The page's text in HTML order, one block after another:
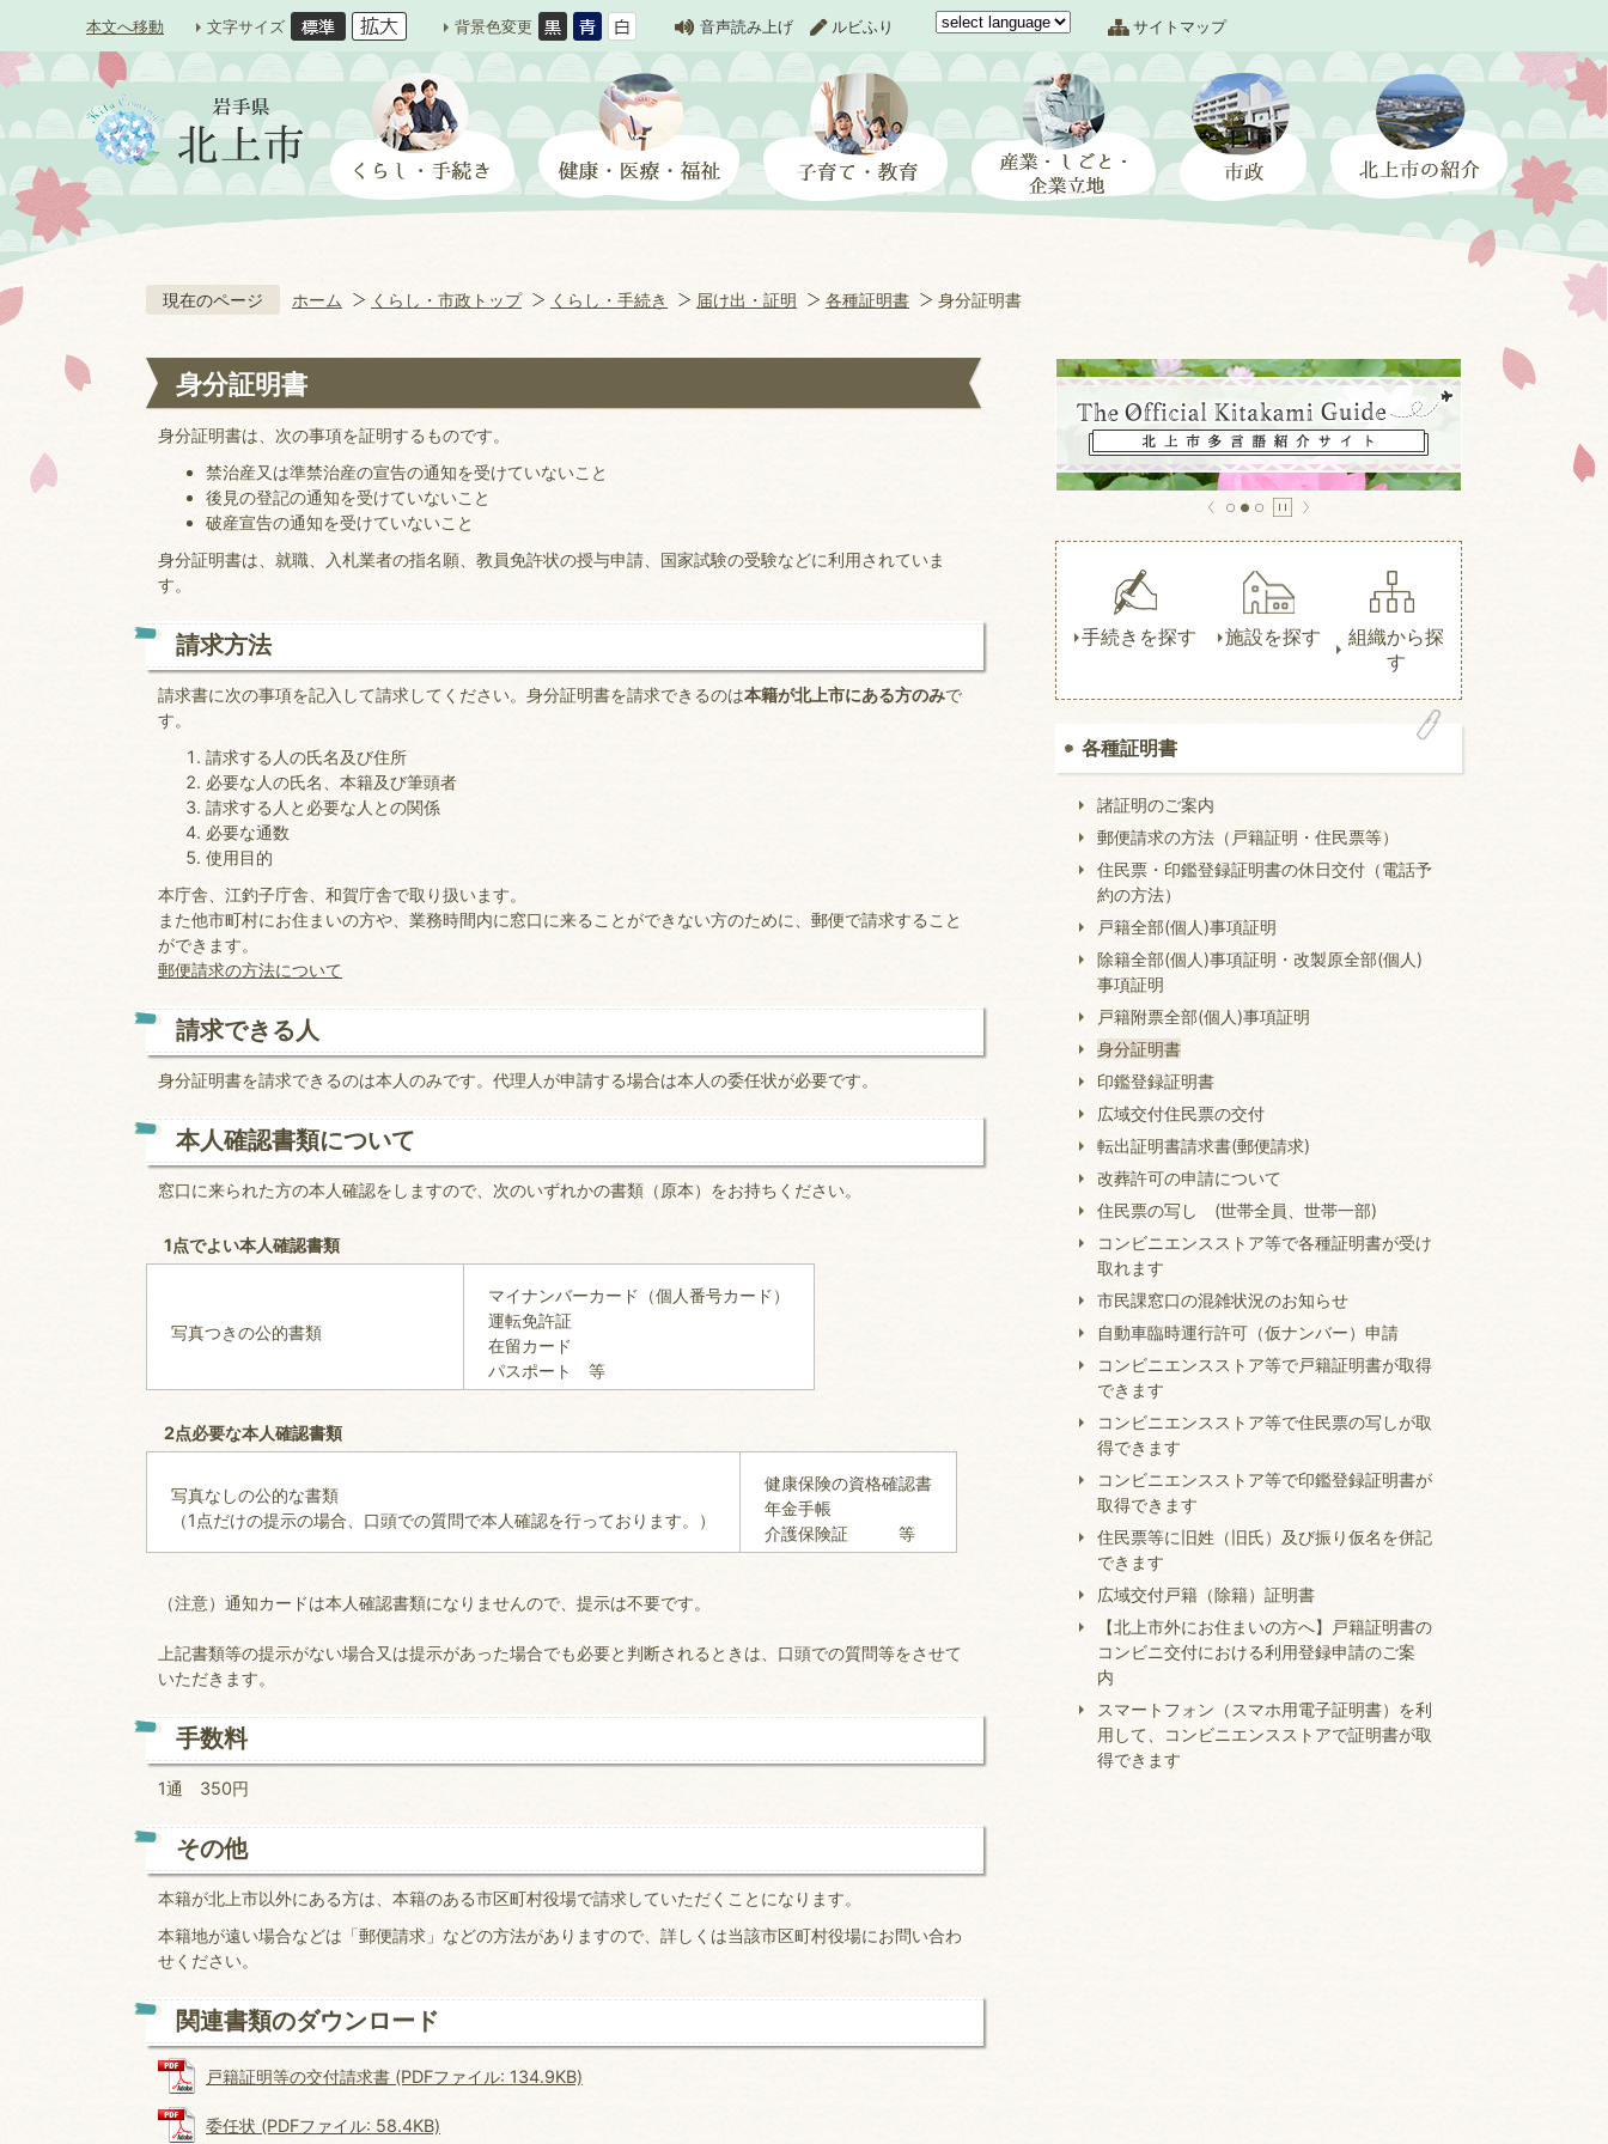
本文へ移動 文字サイズ 背景色変更 音声読み上げ ルビふり サイトマップ
現在のページ ホーム くらし・市政トップ くらし・手続き 届け出・証明 各種証明書 身分証明書
身分証明書
身分証明書は、次の事項を証明するものです。
禁治産又は準禁治産の宣告の通知を受けていないこと
後見の登記の通知を受けていないこと
破産宣告の通知を受けていないこと
身分証明書は、就職、入札業者の指名願、教員免許状の授与申請、国家試験の受験などに利用されていま
す。
請求方法
請求書に次の事項を記入して請求してください。身分証明書を請求できるのは本籍が北上市にある方のみで
す。
請求する人の氏名及び住所
必要な人の氏名、本籍及び筆頭者
請求する人と必要な人との関係
必要な通数
使用目的
本庁舎、江釣子庁舎、和賀庁舎で取り扱います。
また他市町村にお住まいの方や、業務時間内に窓口に来ることができない方のために、郵便で請求すること
ができます。
郵便請求の方法について
請求できる人
身分証明書を請求できるのは本人のみです。代理人が申請する場合は本人の委任状が必要です。
本人確認書類について
窓口に来られた方の本人確認をしますので、次のいずれかの書類（原本）をお持ちください。
1点でよい本人確認書類
写真つきの公的書類
マイナンバーカード（個人番号カード）
運転免許証
在留カード
パスポート 等
2点必要な本人確認書類
写真なしの公的な書類
（1点だけの提示の場合、口頭での質問で本人確認を行っております。）
健康保険の資格確認書
年金手帳
介護保険証 等
（注意）通知カードは本人確認書類になりませんので、提示は不要です。
上記書類等の提示がない場合又は提示があった場合でも必要と判断されるときは、口頭での質問等をさせて
いただきます。
手数料
1通 350円
その他
本籍が北上市以外にある方は、本籍のある市区町村役場で請求していただくことになります。
本籍地が遠い場合などは「郵便請求」などの方法がありますので、詳しくは当該市区町村役場にお問い合わ
せください。
関連書類のダウンロード
戸籍証明等の交付請求書 (PDFファイル: 134.9KB)
委任状 (PDFファイル: 58.4KB)
手続きを探す 施設を探す
組織から探
す
各種証明書
諸証明のご案内
郵便請求の方法（戸籍証明・住民票等）
住民票・印鑑登録証明書の休日交付（電話予
約の方法）
戸籍全部(個人)事項証明
除籍全部(個人)事項証明・改製原全部(個人)
事項証明
戸籍附票全部(個人)事項証明
身分証明書
印鑑登録証明書
広域交付住民票の交付
転出証明書請求書(郵便請求)
改葬許可の申請について
住民票の写し (世帯全員、世帯一部)
コンビニエンスストア等で各種証明書が受け
取れます
市民課窓口の混雑状況のお知らせ
自動車臨時運行許可（仮ナンバー）申請
コンビニエンスストア等で戸籍証明書が取得
できます
コンビニエンスストア等で住民票の写しが取
得できます
コンビニエンスストア等で印鑑登録証明書が
取得できます
住民票等に旧姓（旧氏）及び振り仮名を併記
できます
広域交付戸籍（除籍）証明書
【北上市外にお住まいの方へ】戸籍証明書の
コンビニ交付における利用登録申請のご案
内
スマートフォン（スマホ用電子証明書）を利
用して、コンビニエンスストアで証明書が取
得できます